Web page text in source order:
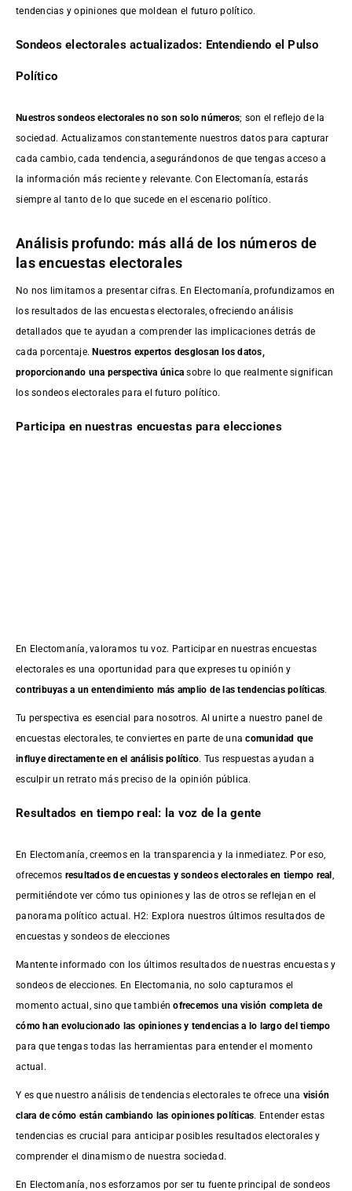
tendencias y opiniones que moldean el futuro político.
Sondeos electorales actualizados: Entendiendo el Pulso
Político
Nuestros sondeos electorales no son solo números; son el reflejo de la
sociedad. Actualizamos constantemente nuestros datos para capturar
cada cambio, cada tendencia, asegurándonos de que tengas acceso a
la información más reciente y relevante. Con Electomanía, estarás
siempre al tanto de lo que sucede en el escenario político.
Análisis profundo: más allá de los números de
las encuestas electorales
No nos limitamos a presentar cifras. En Electomanía, profundizamos en
los resultados de las encuestas electorales, ofreciendo análisis
detallados que te ayudan a comprender las implicaciones detrás de
cada porcentaje. Nuestros expertos desglosan los datos,
proporcionando una perspectiva única sobre lo que realmente significan
los sondeos electorales para el futuro político.
Participa en nuestras encuestas para elecciones
En Electomanía, valoramos tu voz. Participar en nuestras encuestas
electorales es una oportunidad para que expreses tu opinión y
contribuyas a un entendimiento más amplio de las tendencias políticas.
Tu perspectiva es esencial para nosotros. Al unirte a nuestro panel de
encuestas electorales, te conviertes en parte de unacomunidad que
influye directamente en el análisis político. Tus respuestas ayudan a
esculpir un retrato más preciso de la opinión pública.
Resultados en tiempo real: la voz de la gente
En Electomanía, creemos en la transparencia y la inmediatez. Por eso,
ofrecemos resultados deencuestas y sondeos electorales en tiempo real ,
permitiéndote ver cómo tus opiniones y las de otros se reflejan en el
panorama político actual. H2: Explora nuestros últimos resultados de
encuestas y sondeos de elecciones
Mantente informado con los últimos resultados de nuestras encuestasy
sondeos de elecciones. En Electomania, no solo capturamos el
momento actual, sino que tambiénofrecemos una visión completa de
cómo han evolucionado las opiniones y tendencias a lo largo del tiempo
para que tengas todas las herramientas para entender el momento
actual.
Y es que nuestro análisis de tendencias electorales te ofrece una visión
clara de cómo están cambiando las opiniones políticas. Entender estas
tendencias es crucial para anticipar posibles resultados electorales y
comprender el dinamismo de nuestra sociedad.
En Electomanía, nos esforzamos por ser tu fuente principal de sondeos